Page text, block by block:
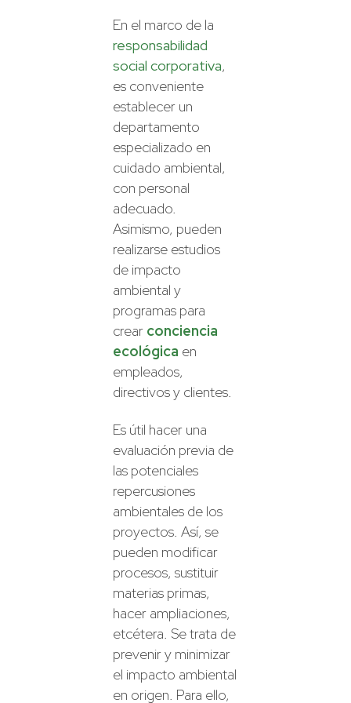
En el marco de la
responsabilidad
social corporativa,
es conveniente
establecer un
departamento
especializado en
cuidado ambiental,
con personal
adecuado.
Asimismo, pueden
realizarse estudios
de impacto
ambiental y
programas para
crear conciencia
ecológica en
empleados,
directivos y clientes.
Es útil hacer una
evaluación previa de
las potenciales
repercusiones
ambientales de los
proyectos. Así, se
pueden modificar
procesos, sustituir
materias primas,
hacer ampliaciones,
etcétera. Se trata de
prevenir y minimizar
el impacto ambiental
en origen. Para ello,